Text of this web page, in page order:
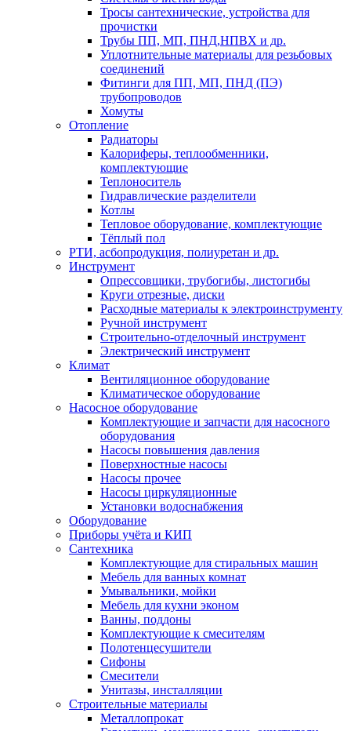
Тросы сантехнические, устройства для
прочистки
Трубы ПП, МП, ПНД,НПВХ и др.
Уплотнительные материалы для резьбовых
соединений
Фитинги для ПП, МП, ПНД (ПЭ)
трубопроводов
Хомуты
Отопление
Радиаторы
Калориферы, теплообменники,
комплектующие
Теплоноситель
Гидравлические разделители
Котлы
Тепловое оборудование, комплектующие
Тёплый пол
РТИ, асбопродукция, полиуретан и др.
Инструмент
Опрессовщики, трубогибы, листогибы
Круги отрезные, диски
Расходные материалы к электроинструменту
Ручной инструмент
Строительно-отделочный инструмент
Электрический инструмент
Климат
Вентиляционное оборудование
Климатическое оборудование
Насосное оборудование
Комплектующие и запчасти для насосного
оборудования
Насосы повышения давления
Поверхностные насосы
Насосы прочее
Насосы циркуляционные
Установки водоснабжения
Оборудование
Приборы учёта и КИП
Сантехника
Комплектующие для стиральных машин
Мебель для ванных комнат
Умывальники, мойки
Мебель для кухни эконом
Ванны, поддоны
Комплектующие к смесителям
Полотенцесушители
Сифоны
Смесители
Унитазы, инсталляции
Строительные материалы
Металлопрокат